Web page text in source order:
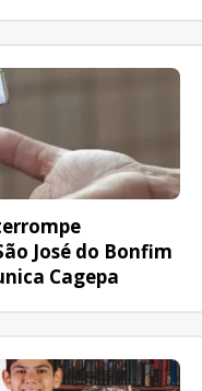
José do Bonfim
Cagepa